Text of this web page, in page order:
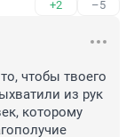
+2 –5
чтобы твоего
из рук
которому